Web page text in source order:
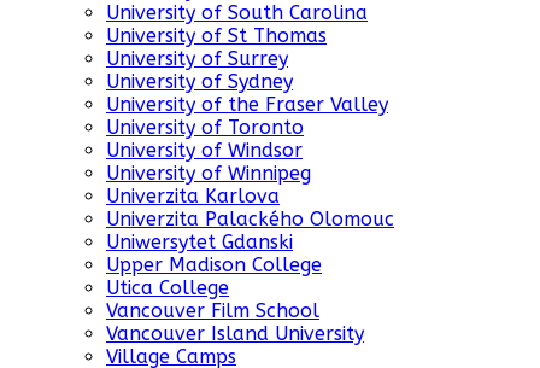
University of South Carolina
University of St Thomas
University of Surrey
University of Sydney
University of the Fraser Valley
University of Toronto
University of Windsor
University of Winnipeg
Univerzita Karlova
Univerzita Palackého Olomouc
Uniwersytet Gdanski
Upper Madison College
Utica College
Vancouver Film School
Vancouver Island University
Village Camps